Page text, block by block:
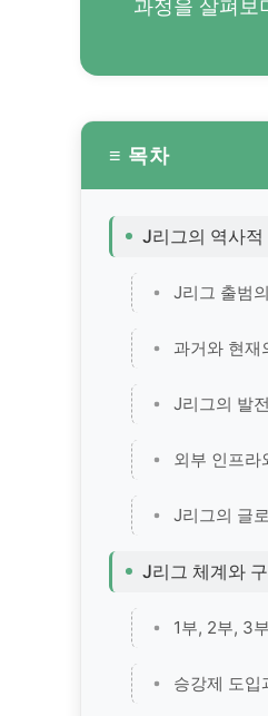
과정을 살펴보
≡ 목차
J리그의 역사적
J리그 출범
과거와 현재
J리그의 발
외부 인프라
J리그의 글
J리그 체계와
1부, 2부, 3
승강제 도입